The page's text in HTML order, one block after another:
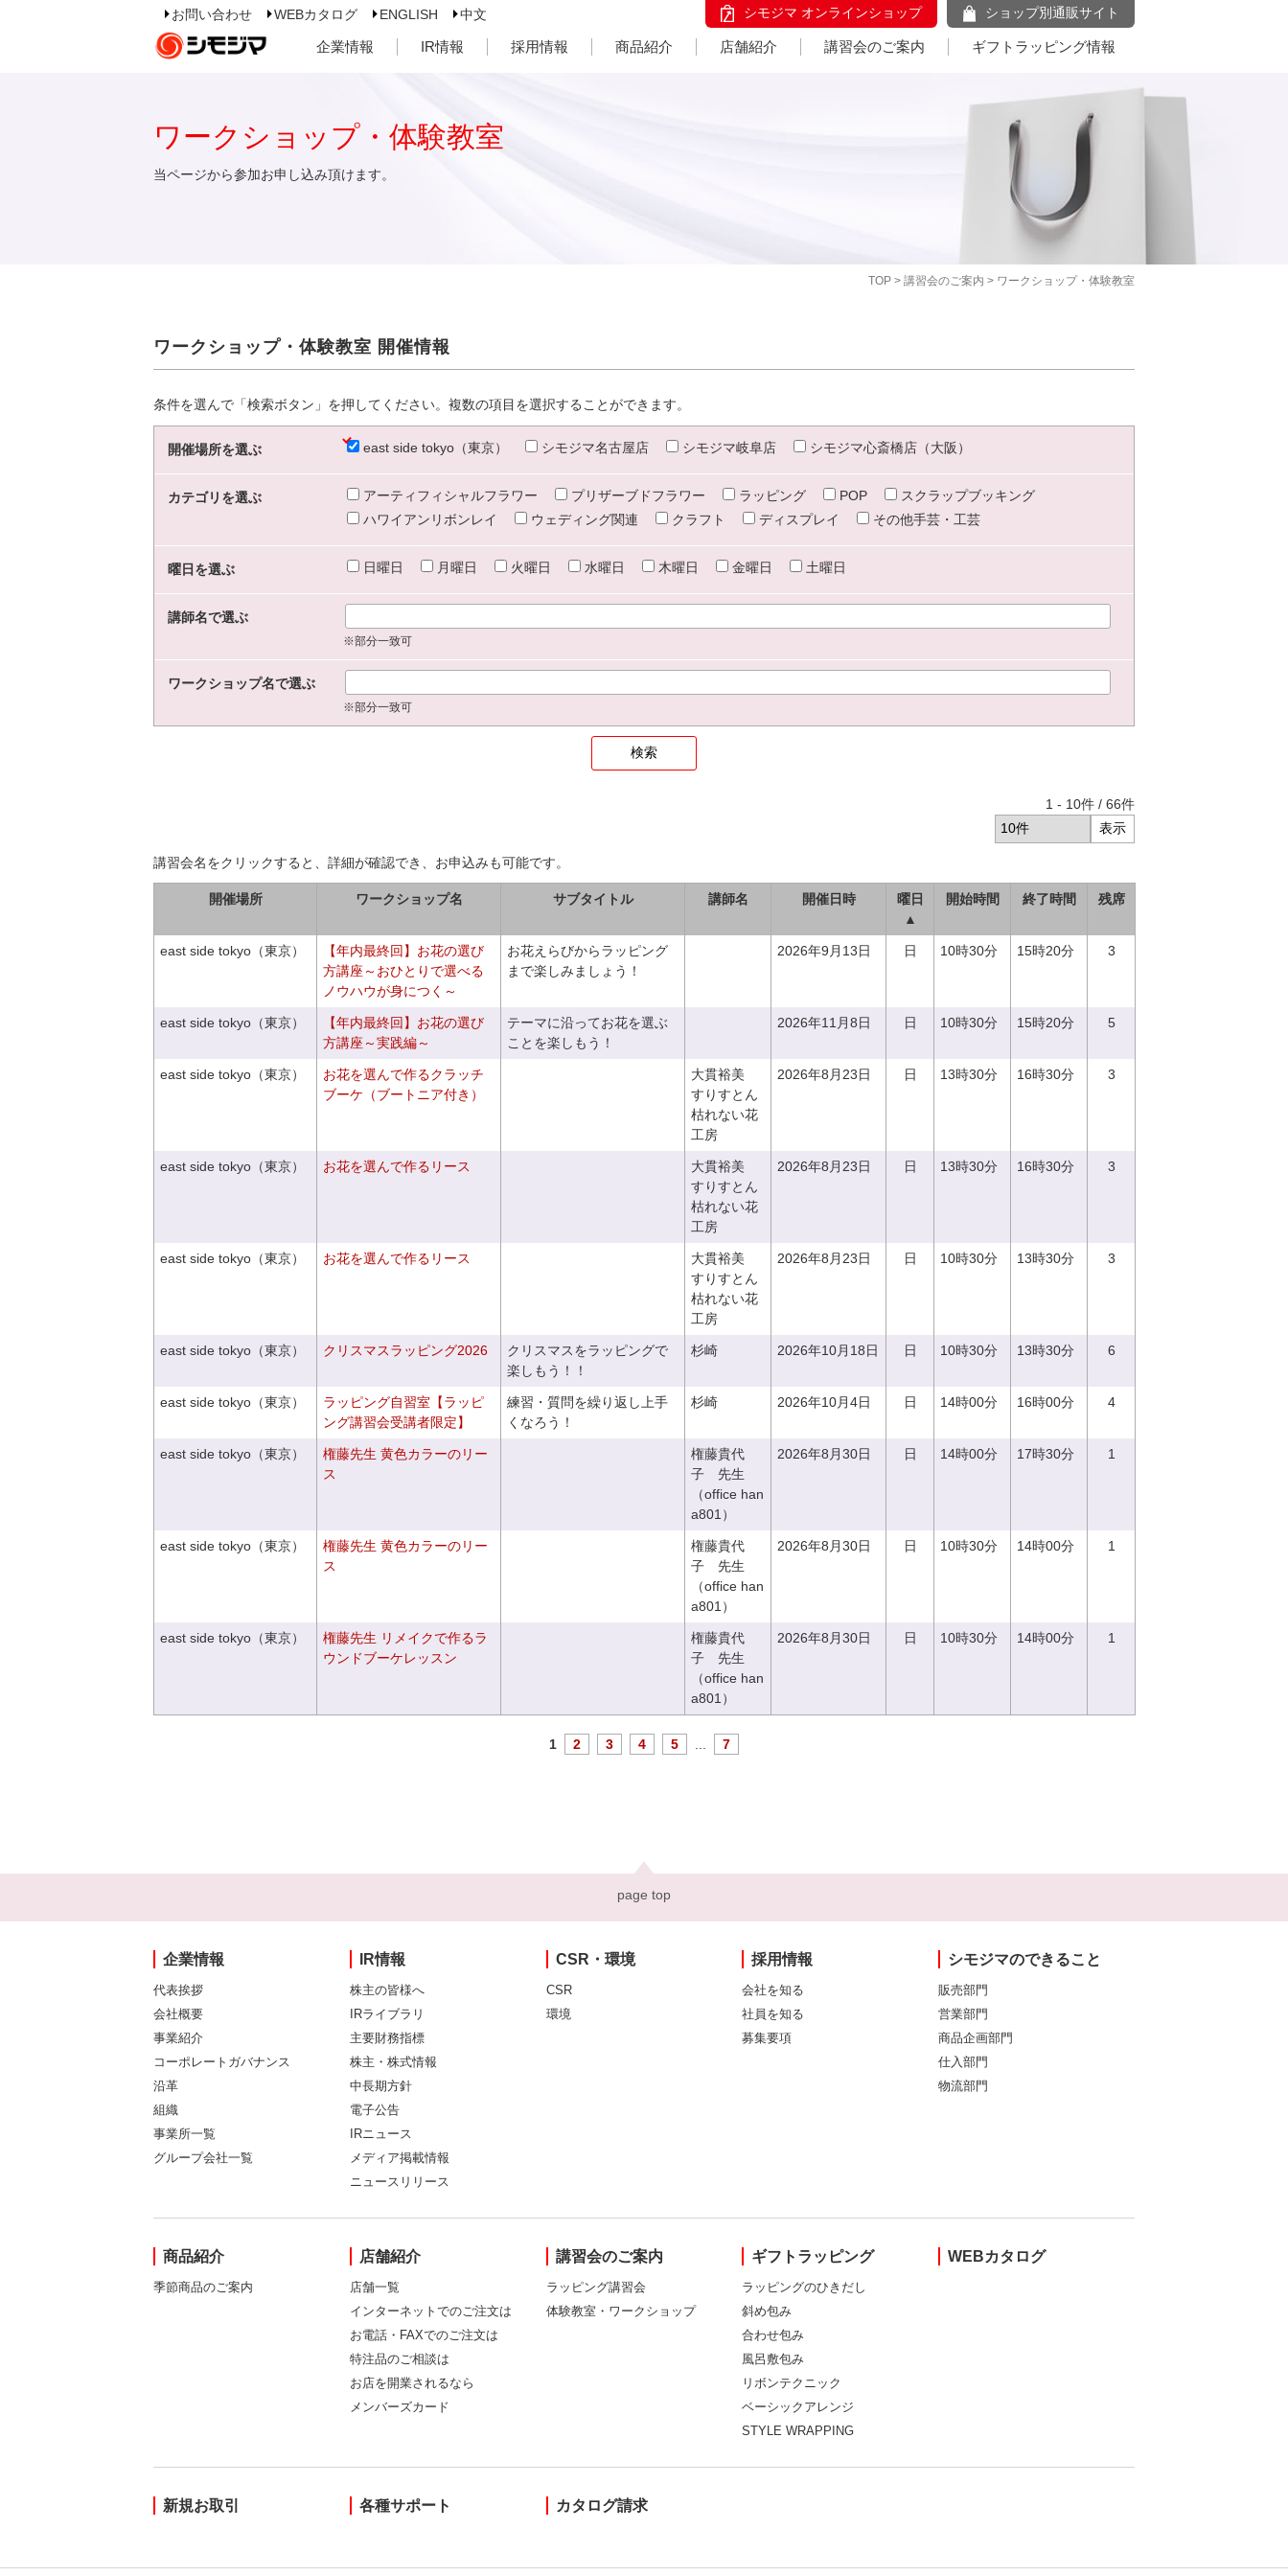
お問い合わせ WEBカタログ ENGLISH 中文 シモジマ オンラインショップ ショップ別通販サイト
企業情報 IR情報 採用情報 商品紹介 店舗紹介 講習会のご案内 ギフトラッピング情報
TOP > 講習会のご案内 > ワークショップ・体験教室
ワークショップ・体験教室
当ページから参加お申し込み頂けます。
ワークショップ・体験教室 開催情報
条件を選んで「検索ボタン」を押してください。複数の項目を選択することができます。
開催場所を選ぶ east side tokyo（東京） シモジマ名古屋店 シモジマ岐阜店 シモジマ心斎橋店（大阪）
カテゴリを選ぶ アーティフィシャルフラワー プリザーブドフラワー ラッピング POP
スクラップブッキング
ハワイアンリボンレイ
ウェディング関連 クラフト ディスプレイ その他手芸・工芸
曜日を選ぶ 日曜日 月曜日 火曜日 水曜日 木曜日 金曜日 土曜日
講師名で選ぶ
※部分一致可
ワークショップ名で選ぶ
※部分一致可
1 - 10件 / 66件
講習会名をクリックすると、詳細が確認でき、お申込みも可能です。
開催場所 ワークショップ名 サブタイトル 講師名 開催日時
曜日
▲
開始時間 終了時間 残席
east side tokyo（東京）
【年内最終回】お花の選び
方講座～おひとりで選べる
ノウハウが身につく～
お花えらびからラッピング
まで楽しみましょう！
2026年9月13日 日 10時30分 15時20分 3
east side tokyo（東京）
【年内最終回】お花の選び
方講座～実践編～
テーマに沿ってお花を選ぶ
ことを楽しもう！
2026年11月8日 日 10時30分 15時20分 5
east side tokyo（東京）
お花を選んで作るクラッチ
ブーケ（ブートニア付き）
大貫裕美
すりすとん
枯れない花
工房
2026年8月23日 日 13時30分 16時30分 3
east side tokyo（東京） お花を選んで作るリース
大貫裕美
すりすとん
枯れない花
工房
2026年8月23日 日 13時30分 16時30分 3
east side tokyo（東京） お花を選んで作るリース
大貫裕美
すりすとん
枯れない花
工房
2026年8月23日 日 10時30分 13時30分 3
east side tokyo（東京） クリスマスラッピング2026
クリスマスをラッピングで
楽しもう！！
杉崎 2026年10月18日 日 10時30分 13時30分 6
east side tokyo（東京）
ラッピング自習室【ラッピ
ング講習会受講者限定】
練習・質問を繰り返し上手
くなろう！
杉崎 2026年10月4日 日 14時00分 16時00分 4
east side tokyo（東京）
権藤先生 黄色カラーのリー
ス
権藤貴代
子 先生
（office han
a801）
2026年8月30日 日 14時00分 17時30分 1
east side tokyo（東京）
権藤先生 黄色カラーのリー
ス
権藤貴代
子 先生
（office han
a801）
2026年8月30日 日 10時30分 14時00分 1
east side tokyo（東京）
権藤先生 リメイクで作るラ
ウンドブーケレッスン
権藤貴代
子 先生
（office han
a801）
2026年8月30日 日 10時30分 14時00分 1
1 2 3 4 5 7
page top
企業情報
代表挨拶
会社概要
事業紹介
コーポレートガバナンス
沿革
組織
事業所一覧
グループ会社一覧
IR情報
株主の皆様へ
IRライブラリ
主要財務指標
株主・株式情報
中長期方針
電子公告
IRニュース
メディア掲載情報
ニュースリリース
CSR・環境
CSR
環境
採用情報
会社を知る
社員を知る
募集要項
シモジマのできること
販売部門
営業部門
商品企画部門
仕入部門
物流部門
商品紹介
季節商品のご案内
店舗紹介
店舗一覧
インターネットでのご注文は
お電話・FAXでのご注文は
特注品のご相談は
お店を開業されるなら
メンバーズカード
講習会のご案内
ラッピング講習会
体験教室・ワークショップ
ギフトラッピング
ラッピングのひきだし
斜め包み
合わせ包み
風呂敷包み
リボンテクニック
ベーシックアレンジ
STYLE WRAPPING
WEBカタログ
新規お取引 各種サポート カタログ請求